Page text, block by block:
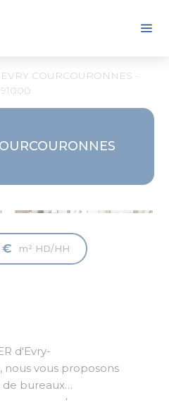
EVRY COURCOURONNES -
91000
€ m² HD/HH
d'Evry-
nous vous proposons
de bureaux
en sous-sol.